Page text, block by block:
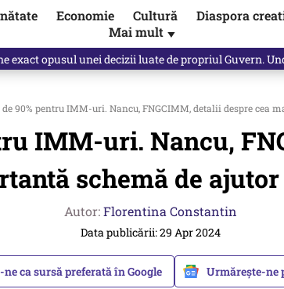
Economie Cultură Diaspora
Mai mult ▼
lui Ilie Bolojan / video
90% pentru IMM-uri. Nancu, FNGCIMM, detalii despre cea
IMM-uri. Nancu,
schemă de ajutor
Autor:Florentina Constantin
Data publicării: 29 Apr 2024
ca sursă preferată în Google Urmărește-ne